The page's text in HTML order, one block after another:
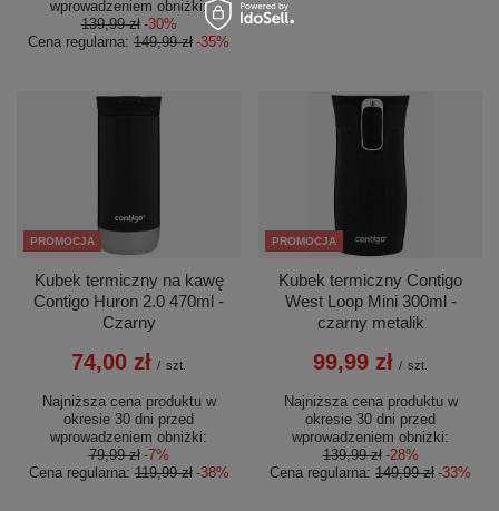
wprowadzeniem obniżki:
139,99 zł -30%
Cena regularna: 149,99 zł -35%
PROMOCJA
Kubek termiczny na kawę
Contigo Huron 2.0 470ml -
Czarny
74,00 zł / szt.
Najniższa cena produktu w
okresie 30 dni przed
wprowadzeniem obniżki:
79,99 zł -7%
Cena regularna:119,99 zł -38%
PROMOCJA
Kubek termiczny Contigo
West Loop Mini 300ml -
czarny metalik
99,99 zł / szt.
Najniższa cena produktu w
okresie 30 dni przed
wprowadzeniem obniżki:
139,99 zł -28%
Cena regularna: 149,99 zł -33%